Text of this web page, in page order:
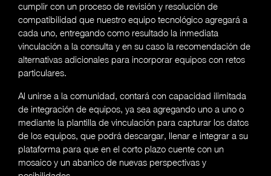
cumplir con un proceso de revisión y resolución de
compatibilidad que nuestro equipo tecnológico agregará a
cada uno, entregando como resultado la inmediata
vinculación a la consulta y en su caso la recomendación de
alternativas adicionales para incorporar equipos con retos
particulares.
Al unirse a la comunidad, contará con capacidad ilimitada
de integración de equipos, ya sea agregando uno a uno o
mediante la plantilla de vinculación para capturar los datos
de los equipos, que podrá descargar, llenar e integrar a su
plataforma para que en el corto plazo cuente con un
mosaico y un abanico de nuevas perspectivas y